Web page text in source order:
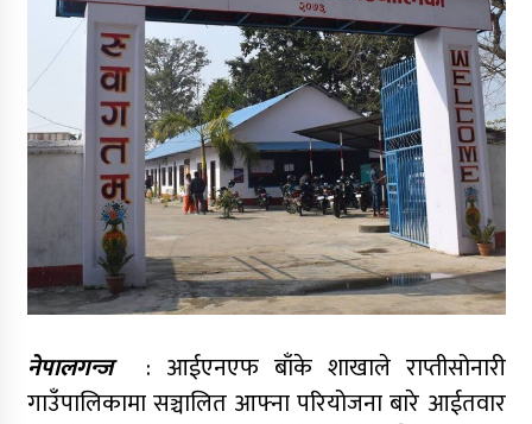
नेपालगन्ज : आईएनएफ बाँके शाखाले राप्तीसोनारी
गाउँपालिकामा सञ्चालित आफ्ना परियोजना बारे आईतवार